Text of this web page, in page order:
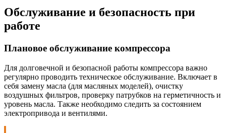
Обслуживание и безопасность при
работе
Плановое обслуживание компрессора
Для долговечной и безопасной работы компрессора важно
регулярно проводить техническое обслуживание. Включает в
себя замену масла (для масляных моделей), очистку
воздушных фильтров, проверку патрубков на герметичность и
уровень масла. Также необходимо следить за состоянием
электропривода и вентилями.